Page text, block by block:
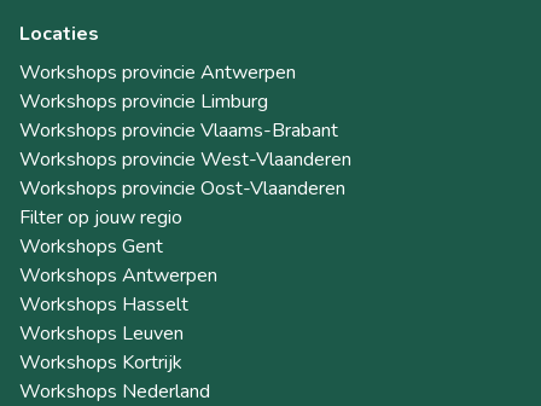
Locaties
Workshops provincie Antwerpen
Workshops provincie Limburg
Workshops provincie Vlaams-Brabant
Workshops provincie West-Vlaanderen
Workshops provincie Oost-Vlaanderen
Filter op jouw regio
Workshops Gent
Workshops Antwerpen
Workshops Hasselt
Workshops Leuven
Workshops Kortrijk
Workshops Nederland